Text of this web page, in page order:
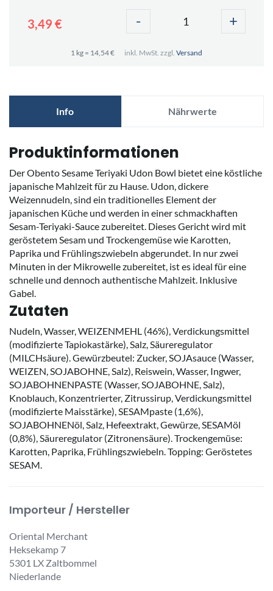
3,49 € - +
1 kg = 14,54 € inkl. MwSt. zzgl. Versand
Info Nährwerte
Produktinformationen
Der Obento Sesame Teriyaki Udon Bowl bietet eine köstliche
japanische Mahlzeit für zu Hause. Udon, dickere
Weizennudeln, sind ein traditionelles Element der
japanischen Küche und werden in einer schmackhaften
Sesam-Teriyaki-Sauce zubereitet. Dieses Gericht wird mit
geröstetem Sesam und Trockengemüse wie Karotten,
Paprika und Frühlingszwiebeln abgerundet. In nur zwei
Minuten in der Mikrowelle zubereitet, ist es ideal für eine
schnelle und dennoch authentische Mahlzeit. Inklusive
Gabel.
Zutaten
Nudeln, Wasser, WEIZENMEHL (46%), Verdickungsmittel
(modifizierte Tapiokastärke), Salz, Säureregulator
(MILCHsäure). Gewürzbeutel: Zucker, SOJAsauce (Wasser,
WEIZEN, SOJABOHNE, Salz), Reiswein, Wasser, Ingwer,
SOJABOHNENPASTE (Wasser, SOJABOHNE, Salz),
Knoblauch, Konzentrierter, Zitrussirup, Verdickungsmittel
(modifizierte Maisstärke), SESAMpaste (1,6%),
SOJABOHNENöl, Salz, Hefeextrakt, Gewürze, SESAMöl
(0,8%), Säureregulator (Zitronensäure). Trockengemüse:
Karotten, Paprika, Frühlingszwiebeln. Topping: Geröstetes
SESAM.
Importeur / Hersteller
Oriental Merchant
Heksekamp 7
5301 LX Zaltbommel
Niederlande